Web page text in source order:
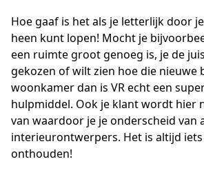
Hoe gaaf is het als je letterlijk door
heen kunt lopen! Mocht je
een ruimte groot genoeg is, je de
gekozen of wilt zien hoe die nieuwe
woonkamer dan is VR echt een
hulpmiddel. Ook je klant wordt hier
van waardoor je je onderscheid van
interieurontwerpers. Het is altijd
onthouden!